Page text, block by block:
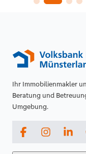
Ihr Immobilienmakler
Beratung und
Umgebung.
FacebookInstagram